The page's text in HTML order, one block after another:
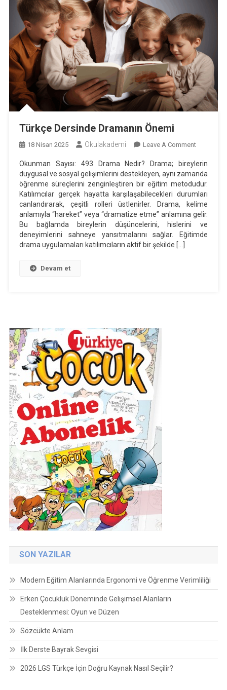
Türkçe Dersinde Dramanın Önemi
18 Nisan 2025 Okulakademi Leave A CommentOn
Dersinde
Dramanın
Önemi
Okunman Sayısı: 493 Drama Nedir? Drama; bireylerin
duygusal ve sosyal gelişimlerini destekleyen, aynı zamanda
öğrenme süreçlerini zenginleştiren bir eğitim metodudur.
Katılımcılar gerçek hayatta karşılaşabilecekleri durumları
canlandırarak, çeşitli rolleri üstlenirler. Drama, kelime
anlamıyla “hareket” veya “dramatize etme” anlamına gelir.
Bu bağlamda bireylerin düşüncelerini, hislerini ve
deneyimlerini sahneye yansıtmalarını sağlar. Eğitimde
drama uygulamaları katılımcıların aktif bir şekilde […]
Devam et
SON YAZILAR
Modern Eğitim Alanlarında Ergonomi ve Öğrenme Verimliliği
Erken Çocukluk Döneminde Gelişimsel Alanların
Desteklenmesi: Oyun ve Düzen
Sözcükte Anlam
İlk Derste Bayrak Sevgisi
2026 LGS Türkçe İçin Doğru Kaynak Nasıl Seçilir?